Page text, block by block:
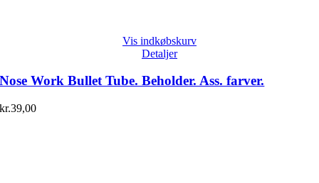
Vis indkøbskurv
Detaljer
Nose Work Bullet Tube. Beholder. Ass. farver.
kr.39,00